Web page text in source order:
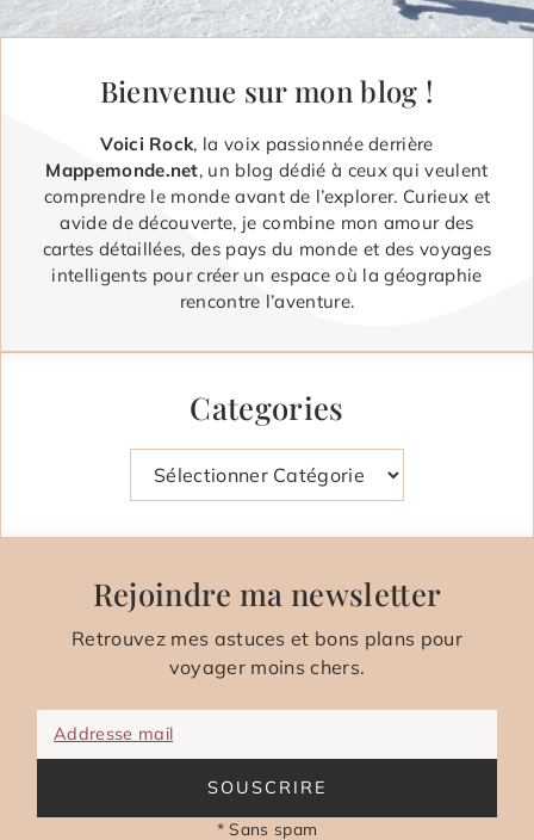
Bienvenue sur mon blog !
Voici Rock, la voix passionnée derrière
Mappemonde.net, un blog dédié à ceux qui veulent
comprendre le monde avant de l’explorer. Curieux et
avide de découverte, je combine mon amour des
cartes détaillées, des pays du monde et des voyages
intelligents pour créer un espace où la géographie
rencontre l’aventure.
Categories
Catégories
Rejoindre ma newsletter
Retrouvez mes astuces et bons plans pour
voyager moins chers.
Addresse mail
SOUSCRIRE
* Sans spam